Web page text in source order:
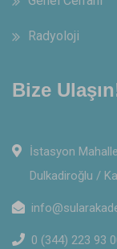
Radyoloji
Bize
İstasyon
Dulkadiroğlu /
0 (344) 223 93